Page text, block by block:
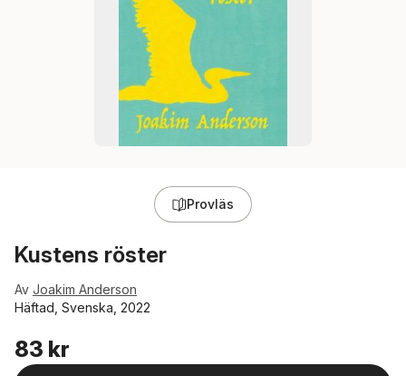
Provläs
Kustens röster
Av Joakim Anderson
Häftad, Svenska, 2022
83 kr